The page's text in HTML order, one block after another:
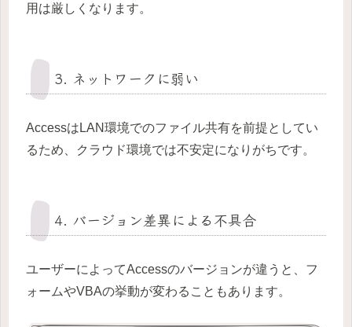
用は厳しくなります。
3. ネットワークに弱い
AccessはLAN環境でのファイル共有を前提としてい
るため、クラウド環境では不安定になりがちです。
4. バージョン差異による不具合
ユーザーによってAccessのバージョンが違うと、フ
ォームやVBAの挙動が変わることもあります。